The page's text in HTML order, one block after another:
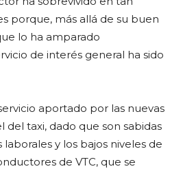
porque, más allá de su buen
lo ha amparado
de interés general ha sido
aportado por las nuevas
del taxi, dado que son sabidas
y los bajos niveles de
de VTC, que se